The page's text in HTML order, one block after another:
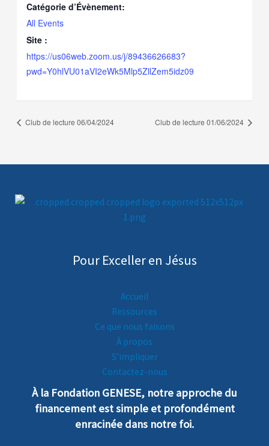
Catégorie d’Évènement:
All Events
Site :
https://us06web.zoom.us/j/89436626683?
pwd=Y0hlVU01aVI2eWk5Mlp5ZllZem5idz09
Club de lecture 06/04/2024 Club de lecture 01/06/2024
Pour Exceller en Jésus
Accueil
Ressources
Ce que nous faisons
À propos
S’impliquer
Contactez-nous
À la Fondation GENESE, notre approche du
financement est simple et profondément
enracinée dans notre foi.